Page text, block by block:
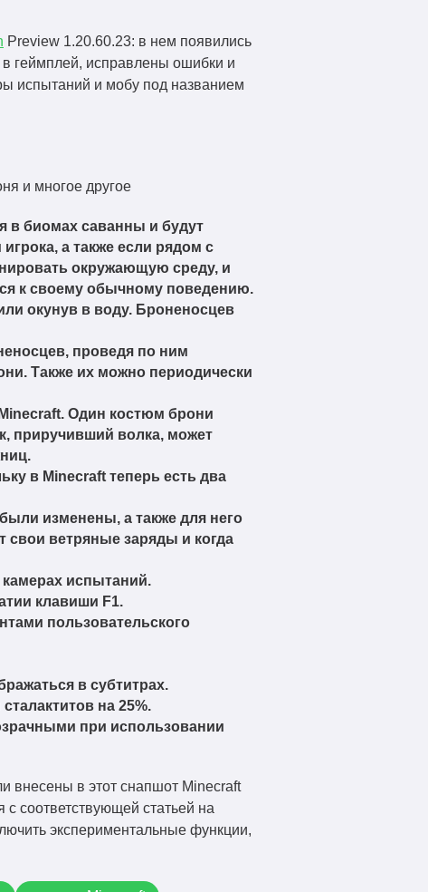
Preview 1.20.60.23: в нем появились
геймплей, исправлены ошибки и
испытаний и мобу под названием
в биомах саванны и будут
а также если рядом с
окружающую среду, и
к своему обычному поведению.
окунув в воду. Броненосцев
проведя по ним
Также их можно периодически
Один костюм брони
приручивший волка, может
в Minecraft теперь есть два
изменены, а также для него
свои ветряные заряды и когда
испытаний.
клавиши F1.
пользовательского
в субтитрах.
на 25%.
при использовании
внесены в этот снапшот Minecraft
соответствующей статьей на
экспериментальные функции,